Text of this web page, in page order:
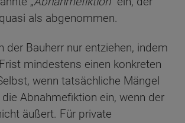
als abgenommen.
der Bauherr nur entziehen, indem
mindestens einen konkreten
wenn tatsächliche Mängel
Abnahmefiktion ein, wenn der
äußert. Für private